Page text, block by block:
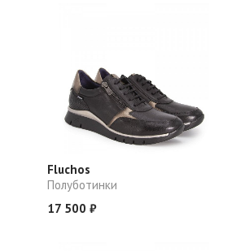
Fluchos
Полуботинки
17 500 ₽